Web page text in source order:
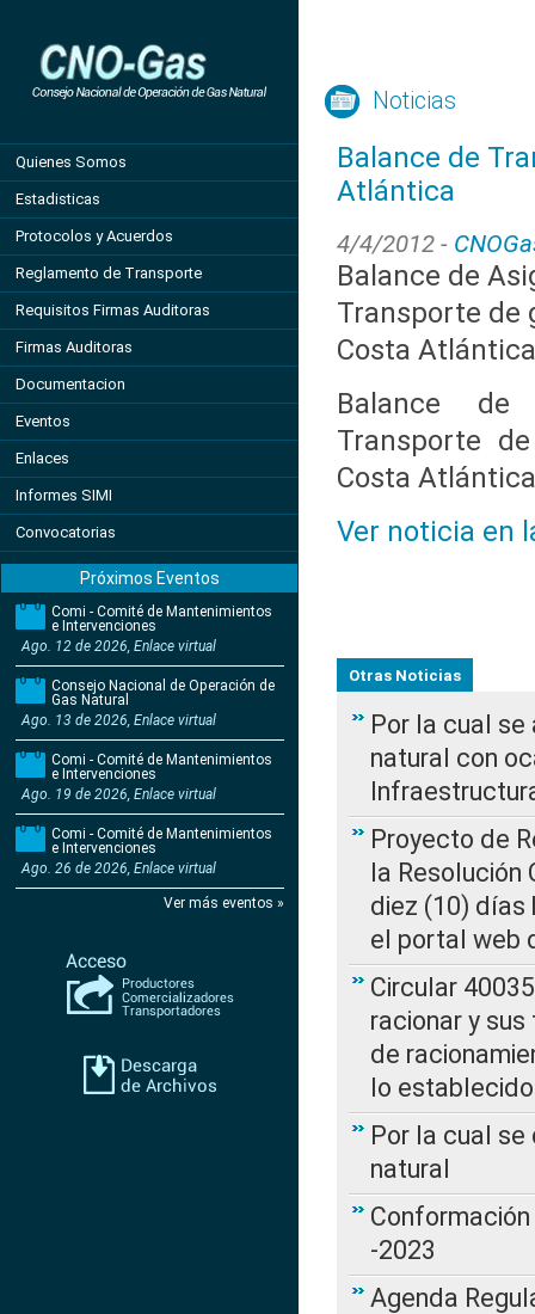
Quienes Somos
Estadisticas
Protocolos y Acuerdos
Reglamento de Transporte
Requisitos Firmas Auditoras
Firmas Auditoras
Documentacion
Eventos
Enlaces
Informes SIMI
Convocatorias
Próximos Eventos
Comi - Comité de Mantenimientos
e Intervenciones
Ago. 12 de 2026, Enlace virtual
Consejo Nacional de Operación de
Gas Natural
Ago. 13 de 2026, Enlace virtual
Comi - Comité de Mantenimientos
e Intervenciones
Ago. 19 de 2026, Enlace virtual
Comi - Comité de Mantenimientos
e Intervenciones
Ago. 26 de 2026, Enlace virtual
Ver más eventos »
Noticias
Balance de
Atlántica
4/4/2012 -
Balance de
Transporte de
Costa Atlántica
Balance de
Transporte
Costa Atlántica
Ver noticia en
Otras Noticias
Por la cual
natural con
Proyecto de
la Resolución
diez (10) días
el portal web
Circular
racionar y
de
lo
Por la cual
natural
-2023
Agenda